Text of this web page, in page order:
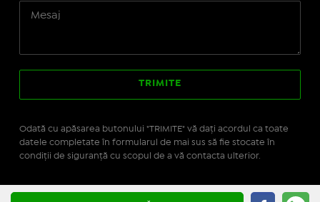
Odată cu apăsarea butonului "TRIMITE" vă daţi acordul ca toate
datele completate în formularul de mai sus să fie stocate în
condiţii de siguranţă cu scopul de a vă contacta ulterior.
IMOPEDIA.ro - Anunțuri